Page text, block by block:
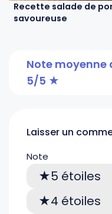
Recette salade de
savoureuse
Note moyenne
5/5
Laisser un
Note
5 étoiles
4 étoiles